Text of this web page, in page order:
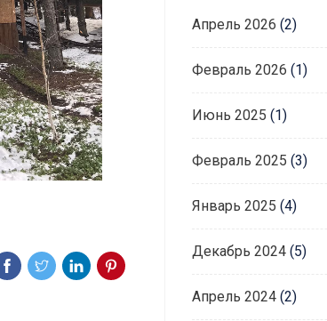
Апрель 2026 (2)
Февраль 2026 (1)
Июнь 2025 (1)
Февраль 2025 (3)
Январь 2025 (4)
Декабрь 2024(5)
Апрель 2024(2)